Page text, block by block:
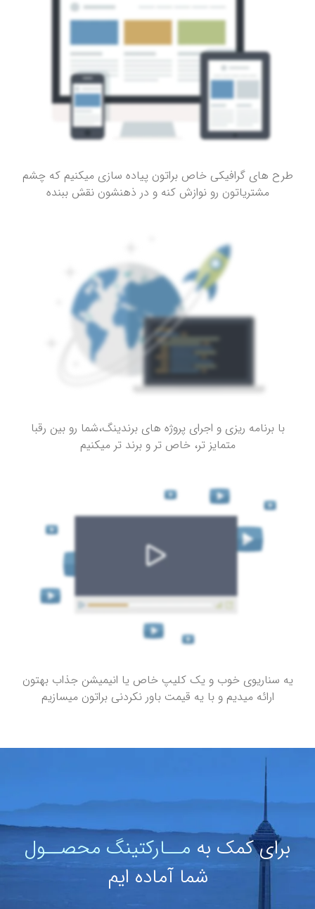
طرح های گرافیکی خاص براتون پیاده سازی میکنیم که چشم
مشتریاتون رو نوازش کنه و در ذهنشون نقش ببنده
با برنامه ریزی و اجرای پروژه های برندینگ،شما رو بین رقبا
متمایز تر، خاص تر و برند تر میکنیم
یه سناریوی خوب و یک کلیپ خاص یا انیمیشن جذاب بهتون
ارائه میدیم و با یه قیمت باور نکردنی براتون میسازیم
برای کمک به مــارکتینگ محصــول
شما آماده ایم